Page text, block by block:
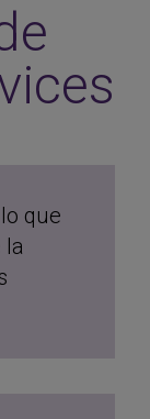
que
la